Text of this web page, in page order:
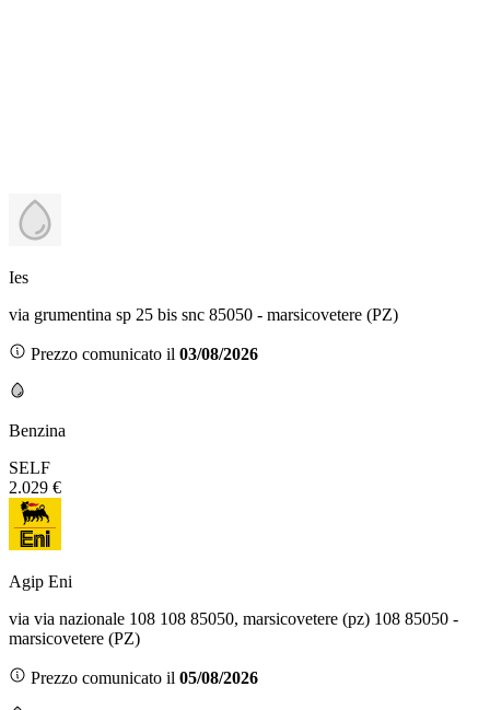
Ies
via grumentina sp 25 bis snc 85050 - marsicovetere (PZ)
Prezzo comunicato il 03/08/2026
Benzina
SELF
2.029 €
Agip Eni
via via nazionale 108 108 85050, marsicovetere (pz) 108 85050 -
marsicovetere (PZ)
Prezzo comunicato il 05/08/2026